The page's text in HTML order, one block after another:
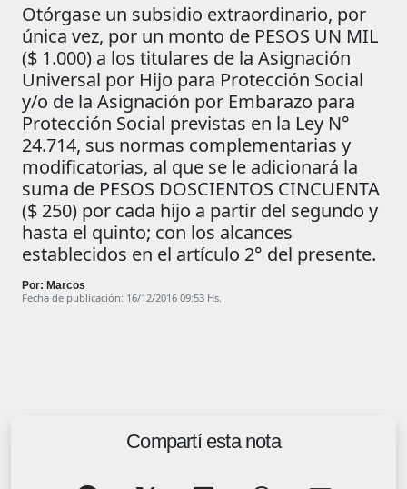
Otórgase un subsidio extraordinario, por
única vez, por un monto de PESOS UN MIL
($ 1.000) a los titulares de la Asignación
Universal por Hijo para Protección Social
y/o de la Asignación por Embarazo para
Protección Social previstas en la Ley N°
24.714, sus normas complementarias y
modificatorias, al que se le adicionará la
suma de PESOS DOSCIENTOS CINCUENTA
($ 250) por cada hijo a partir del segundo y
hasta el quinto; con los alcances
establecidos en el artículo 2° del presente.
Por: Marcos
Fecha de publicación: 16/12/2016 09:53 Hs.
Compartí esta nota